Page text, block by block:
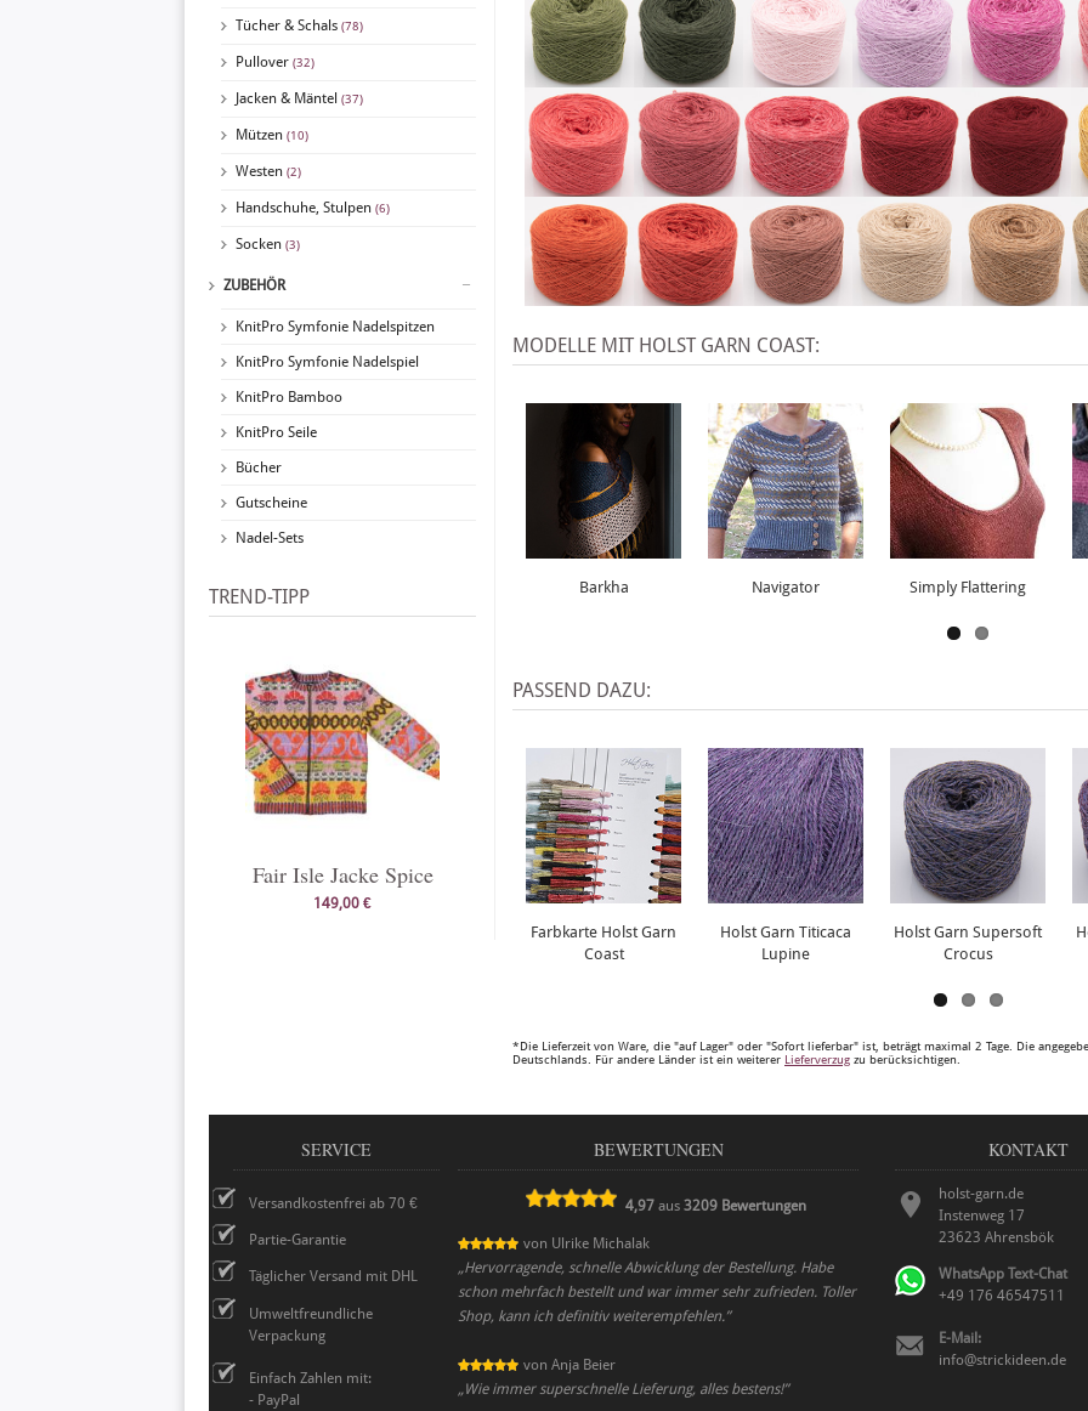
Tücher & Schals (78)
Pullover (32)
Jacken & Mäntel (37)
Mützen (10)
Westen (2)
Handschuhe, Stulpen (6)
Socken (3)
ZUBEHÖR
KnitPro Symfonie Nadelspitzen
KnitPro Symfonie Nadelspiel
KnitPro Bamboo
KnitPro Seile
Bücher
Gutscheine
Nadel-Sets
TREND-TIPP
Fair Isle Jacke Spice
149,00 €
MODELLE MIT HOLST GARN COAST:
Barkha Navigator Simply Flattering
PASSEND DAZU:
Farbkarte Holst Garn
Coast
Holst Garn Titicaca
Lupine
Holst Garn Supersoft
Crocus
*Die Lieferzeit von Ware, die "auf Lager" oder "Sofort lieferbar" ist, beträgt maximal 2 Tage. Die
Deutschlands. Für andere Länder ist ein weiterer Lieferverzug zu berücksichtigen.
SERVICE
Versandkostenfrei ab 70 €
Partie-Garantie
Täglicher Versand mit DHL
Umweltfreundliche
Verpackung
Einfach Zahlen mit:
- PayPal
BEWERTUNGEN
4,97 aus3209 Bewertungen
von Ulrike Michalak
„Hervorragende, schnelle Abwicklung der Bestellung. Habe
schon mehrfach bestellt und war immer sehr zufrieden. Toller
Shop, kann ich definitiv weiterempfehlen.”
von Anja Beier
„Wie immer superschnelle Lieferung, alles bestens!”
KONTAKT
holst-garn.de
Instenweg 17
23623 Ahrensbök
WhatsApp Text-Chat
+49 176 46547511
E-Mail:
info@strickideen.de